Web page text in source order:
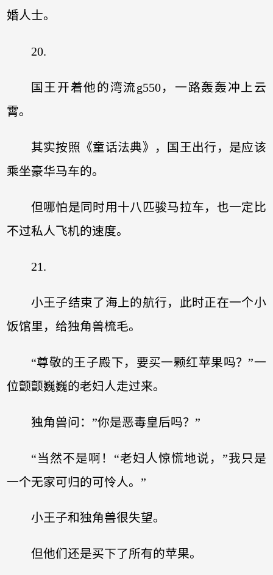
婚人士。
20.
国王开着他的湾流g550，一路轰轰冲上云
霄。
其实按照《童话法典》，国王出行，是应该
乘坐豪华马车的。
但哪怕是同时用十八匹骏马拉车，也一定比
不过私人飞机的速度。
21.
小王子结束了海上的航行，此时正在一个小
饭馆里，给独角兽梳毛。
“尊敬的王子殿下，要买一颗红苹果吗？”一
位颤颤巍巍的老妇人走过来。
独角兽问：”你是恶毒皇后吗？”
“当然不是啊！“老妇人惊慌地说，”我只是
一个无家可归的可怜人。”
小王子和独角兽很失望。
但他们还是买下了所有的苹果。